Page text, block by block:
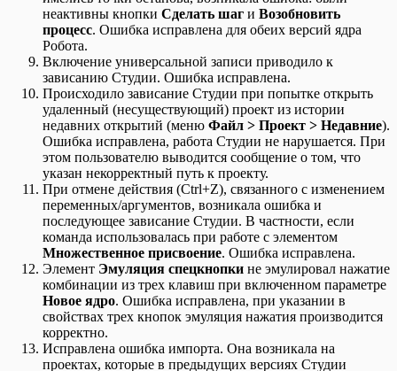
неактивны кнопки Сделать шаг и Возобновить
процесс. Ошибка исправлена для обеих версий ядра
Робота.
Включение универсальной записи приводило к
зависанию Студии. Ошибка исправлена.
Происходило зависание Студии при попытке открыть
удаленный (несуществующий) проект из истории
недавних открытий (меню Файл > Проект > Недавние).
Ошибка исправлена, работа Студии не нарушается. При
этом пользователю выводится сообщение о том, что
указан некорректный путь к проекту.
При отмене действия (Ctrl+Z), связанного с изменением
переменных/аргументов, возникала ошибка и
последующее зависание Студии. В частности, если
команда использовалась при работе с элементом
Множественное присвоение. Ошибка исправлена.
Элемент Эмуляция спецкнопки не эмулировал нажатие
комбинации из трех клавиш при включенном параметре
Новое ядро. Ошибка исправлена, при указании в
свойствах трех кнопок эмуляция нажатия производится
корректно.
Исправлена ошибка импорта. Она возникала на
проектах, которые в предыдущих версиях Студии